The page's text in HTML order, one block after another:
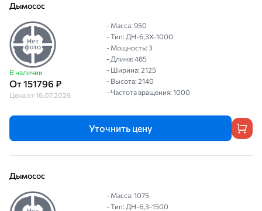
Дымосос
В наличии
От 151796 ₽
Цена от 16.07.2026
- Масса: 950
- Тип: ДН-6,3Х-1000
- Мощность: 3
- Длина: 485
- Ширина: 2125
- Высота: 2140
- Частота вращения: 1000
Уточнить цену
Дымосос
- Масса: 1075
- Тип: ДН-6,3-1500